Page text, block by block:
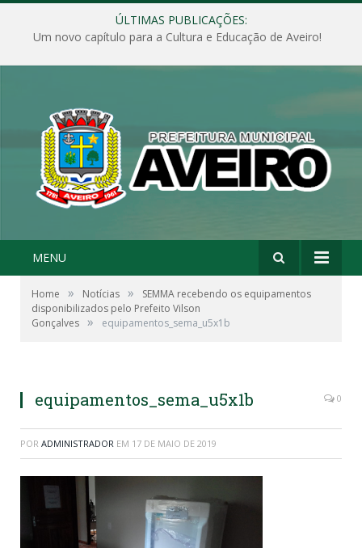
ÚLTIMAS PUBLICAÇÕES:
Um novo capítulo para a Cultura e Educação de Aveiro!
MENU
Home » Notícias »
SEMMA recebendo os equipamentos
disponibilizados pelo Prefeito Vilson
Gonçalves » equipamentos_sema_u5x1b
equipamentos_sema_u5x1b 0
POR ADMINISTRADOR EM 17 DE MAIO DE 2019